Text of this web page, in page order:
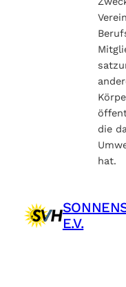
die
hat.
E.V.